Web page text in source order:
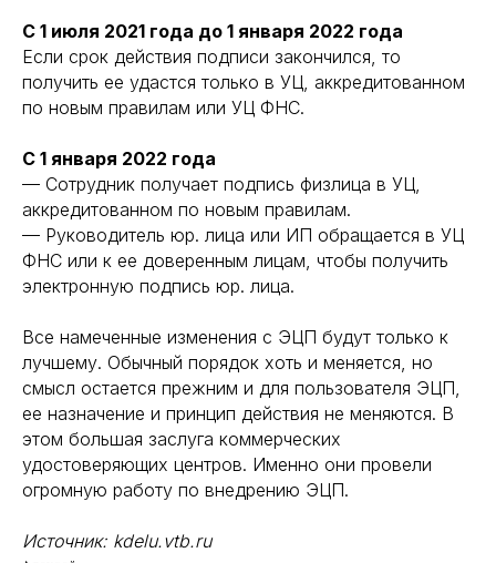
С 1 июля 2021 года до 1 января 2022 года
Если срок действия подписи закончился, то
получить ее удастся только в УЦ, аккредитованном
по новым правилам или УЦ ФНС.
С 1 января 2022 года
— Сотрудник получает подпись физлица в УЦ,
аккредитованном по новым правилам.
— Руководитель юр. лица или ИП обращается в УЦ
ФНС или к ее доверенным лицам, чтобы получить
электронную подпись юр. лица.
Все намеченные изменения с ЭЦП будут только к
лучшему. Обычный порядок хоть и меняется, но
смысл остается прежним и для пользователя ЭЦП,
ее назначение и принцип действия не меняются. В
этом большая заслуга коммерческих
удостоверяющих центров. Именно они провели
огромную работу по внедрению ЭЦП.
Источник: kdelu.vtb.ru